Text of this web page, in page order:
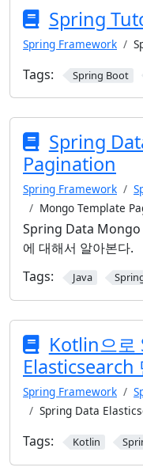
Spring
Spring Framework
Tags: Spring Boot
Spring
Pagination
Spring Framework
Mongo Template
Spring Data Mongo
에 대해서 알아본다.
Tags:
Java
Kotlin으로
Elasticsearch
Spring Framework
Spring Data
Tags: Kotlin